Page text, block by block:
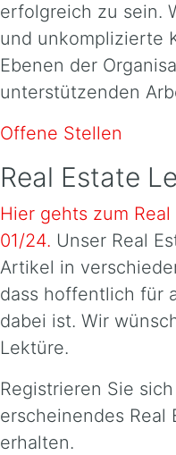
erfolgreich zu sein.
und unkomplizierte
Ebenen der
unterstützenden
Offene Stellen
Real Estate
Hier gehts zum
01/24. Unser Real
Artikel in
dass hoffentlich für
dabei ist. Wir
Lektüre.
Registrieren Sie sich
erscheinendes Real
erhalten.